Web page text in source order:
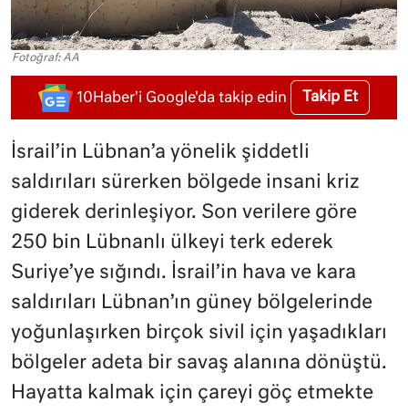
Fotoğraf: AA
10Haber'i Google'da takip edin Takip Et
İsrail’in Lübnan’a yönelik şiddetli
saldırıları sürerken bölgede insani kriz
giderek derinleşiyor. Son verilere göre
250 bin Lübnanlı ülkeyi terk ederek
Suriye’ye sığındı. İsrail’in hava ve kara
saldırıları Lübnan’ın güney bölgelerinde
yoğunlaşırken birçok sivil için yaşadıkları
bölgeler adeta bir savaş alanına dönüştü.
Hayatta kalmak için çareyi göç etmekte